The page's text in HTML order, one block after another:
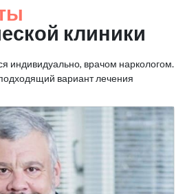
клиники
индивидуально, врачом наркологом.
вариант лечения